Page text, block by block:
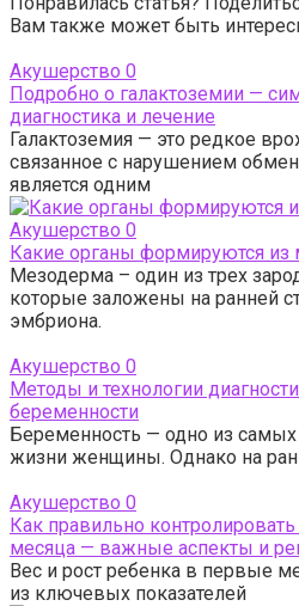
Вам также может быть
Акушерство 0
Подробно о галактоземии —
диагностика и лечение
Галактоземия — это редкое
связанное с нарушением
является одним
Акушерство 0
Какие органы формируются
Мезодерма – один из трех
которые заложены на ранней
эмбриона.
Акушерство 0
Методы и технологии
беременности
Беременность — одно из
жизни женщины. Однако на
Акушерство 0
Как правильно
месяца — важные аспекты и
Вес и рост ребенка в первые
из ключевых показателей